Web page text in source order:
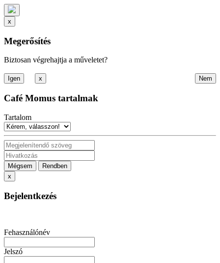
x
Megerősítés
Biztosan végrehajtja a műveletet?
x
Café Momus tartalmak
Tartalom
Mégsem
Rendben
x
Bejelentkezés
Fehasználónév
Jelszó